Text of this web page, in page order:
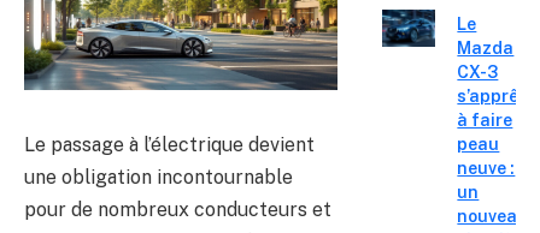
Le passage à l’électrique devient
une obligation incontournable
pour de nombreux conducteurs et
Le
Mazda
CX-3
s’apprête
à faire
peau
neuve :
un
nouveau